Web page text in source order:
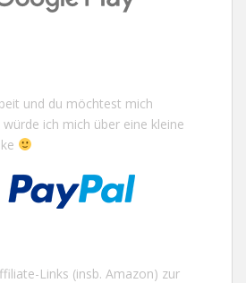
und du möchtest mich
ich mich über eine kleine
Links (insb. Amazon) zur